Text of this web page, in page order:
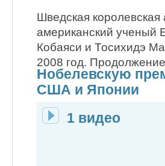
Шведская королевская
американский ученый
Кобаяси и Тосихидэ
2008 год. Продолжение
Нобелевскую
США и Японии
1 видео